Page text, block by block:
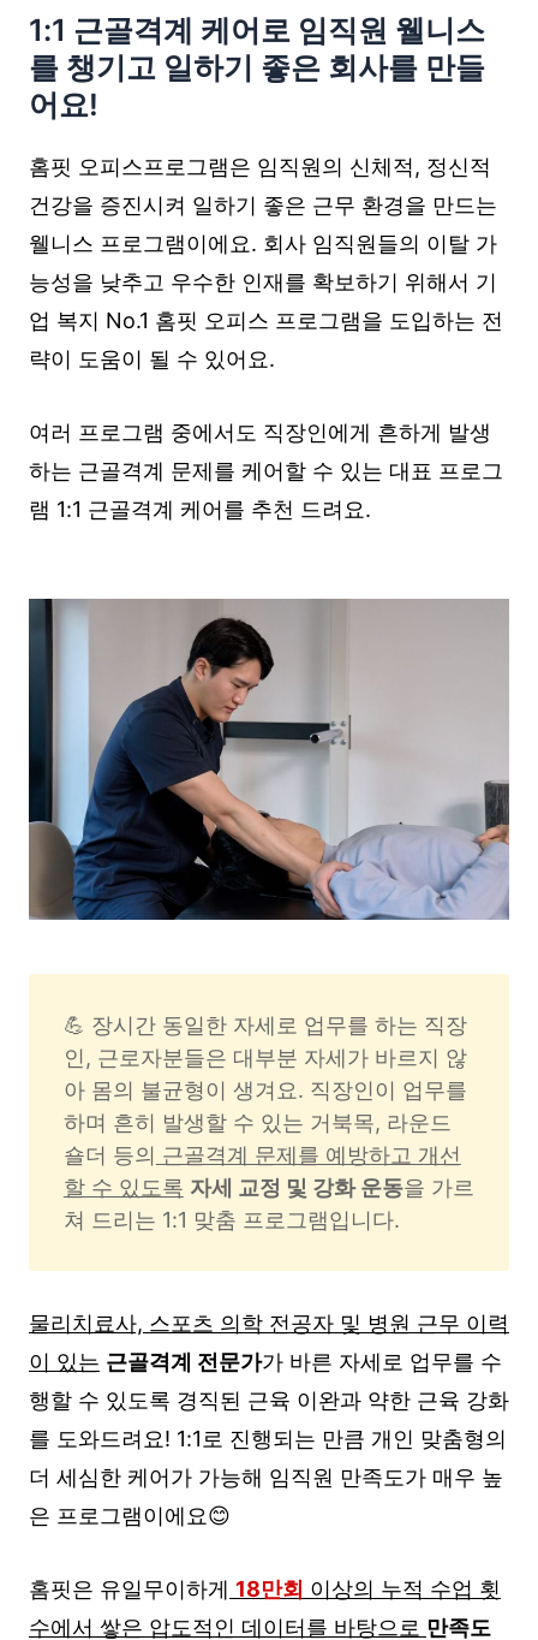
1:1 근골격계 케어로 임직원 웰니스
를 챙기고 일하기 좋은 회사를 만들
어요!
홈핏 오피스프로그램은 임직원의 신체적, 정신적
건강을 증진시켜 일하기 좋은 근무 환경을 만드는
웰니스 프로그램이에요. 회사 임직원들의 이탈 가
능성을 낮추고 우수한 인재를 확보하기 위해서 기
업 복지 No.1 홈핏 오피스 프로그램을 도입하는 전
략이 도움이 될 수 있어요.
여러 프로그램 중에서도 직장인에게 흔하게 발생
하는 근골격계 문제를 케어할 수 있는 대표 프로그
램 1:1 근골격계 케어를 추천 드려요.
💪 장시간 동일한 자세로 업무를 하는 직장
인, 근로자분들은 대부분 자세가 바르지 않
아 몸의 불균형이 생겨요. 직장인이 업무를
하며 흔히 발생할 수 있는 거북목, 라운드
숄더 등의 근골격계 문제를 예방하고 개선
할 수 있도록 자세 교정 및 강화 운동을 가르
쳐 드리는 1:1 맞춤 프로그램입니다.
물리치료사, 스포츠 의학 전공자 및 병원 근무 이력
이 있는 근골격계 전문가가 바른 자세로 업무를 수
행할 수 있도록 경직된 근육 이완과 약한 근육 강화
를 도와드려요! 1:1로 진행되는 만큼 개인 맞춤형의
더 세심한 케어가 가능해 임직원 만족도가 매우 높
은 프로그램이에요😊
홈핏은 유일무이하게 18만회 이상의 누적 수업 횟
수에서 쌓은 압도적인 데이터를 바탕으로 만족도